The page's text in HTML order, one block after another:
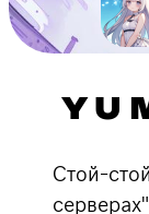
Y U
Стой-